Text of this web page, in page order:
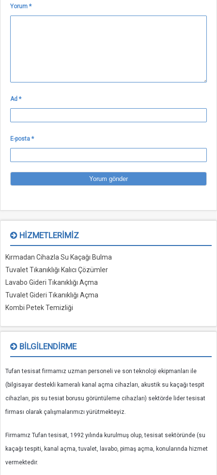
Yorum *
Ad *
E-posta *
HIZMETLERIMIZ
Kırmadan Cihazla Su Kaçağı Bulma
Tuvalet Tıkanıklığı Kalıcı Çözümler
Lavabo Gideri Tıkanıklığı Açma
Tuvalet Gideri Tıkanıklığı Açma
Kombi Petek Temizliği
BILGILENDIRME
Tufan tesisat firmamız uzman personeli ve son teknoloji ekipmanları ile
(bilgisayar destekli kameralı kanal açma cihazları, akustik su kaçağı tespit
cihazları, pis su tesiat borusu görüntüleme cihazları) sektörde lider tesisat
firması olarak çalışmalarımızı yürütmekteyiz.
Firmamız Tufan tesisat, 1992 yılında kurulmuş olup, tesisat sektöründe (su
kaçağı tespiti, kanal açma, tuvalet, lavabo, pimaş açma, konularında hizmet
vermektedir.